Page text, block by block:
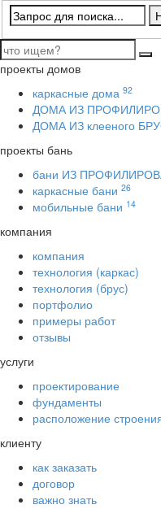
проекты домов
каркасные дома 92
ДОМА ИЗ
ДОМА ИЗ клееного
проекты бань
бани ИЗ
каркасные бани 26
мобильные бани 14
компания
компания
технология (каркас)
технология (брус)
портфолио
примеры работ
отзывы
услуги
проектирование
фундаменты
расположение
клиенту
как заказать
договор
важно знать